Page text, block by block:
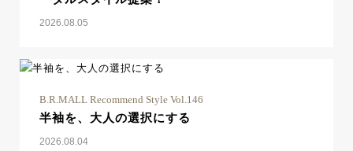
2026.08.05
B.R.MALL Recommend Style Vol.146
半袖を、大人の選択にする
2026.08.04